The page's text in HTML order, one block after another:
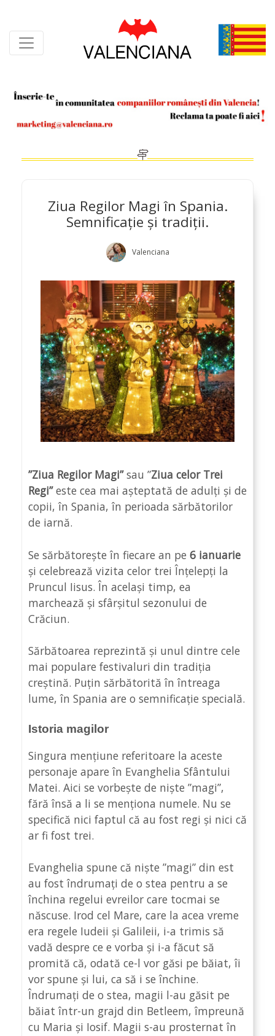
content
Ziua Regilor Magi în Spania.
Semnificație și tradiții.
Valenciana
”Ziua Regilor Magi”sau ”Ziua celor Trei
Regi”este cea mai așteptată de adulți și de
copii, în Spania, în perioada sărbătorilor
de iarnă.
Se sărbătorește în fiecare an pe 6 ianuarie
și celebrează vizita celor trei Înțelepți la
Pruncul Iisus. În același timp, ea
marchează și sfârșitul sezonului de
Crăciun.
Sărbătoarea reprezintă și unul dintre cele
mai populare festivaluri din tradiția
creștină. Puțin sărbătorită în întreaga
lume, în Spania are o semnificație specială.
Istoria magilor
Singura mențiune referitoare la aceste
personaje apare în Evanghelia Sfântului
Matei. Aici se vorbește de niște ”magi”,
fără însă a li se menționa numele. Nu se
specifică nici faptul că au fost regi și nici că
ar fi fost trei.
Evanghelia spune că niște ”magi” din est
au fost îndrumați de o stea pentru a se
închina regelui evreilor care tocmai se
născuse. Irod cel Mare, care la acea vreme
era regele Iudeii și Galileii, i-a trimis să
vadă despre ce e vorba și i-a făcut să
promită că, odată ce-l vor găsi pe băiat, îi
vor spune și lui, ca să i se închine.
Îndrumați de o stea, magii l-au găsit pe
băiat într-un grajd din Betleem, împreună
cu Maria și Iosif. Magii s-au prosternat în